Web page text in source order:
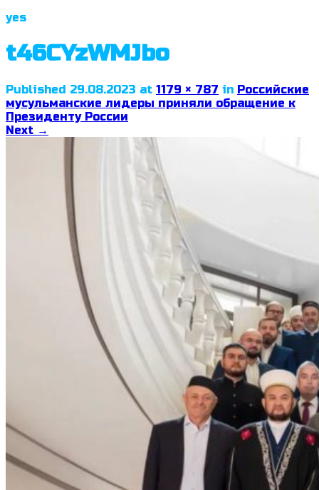
yes
t46CYzWMJbo
Published 29.08.2023 at 1179 × 787 in Российские
мусульманские лидеры приняли обращение к
Президенту России
Next →